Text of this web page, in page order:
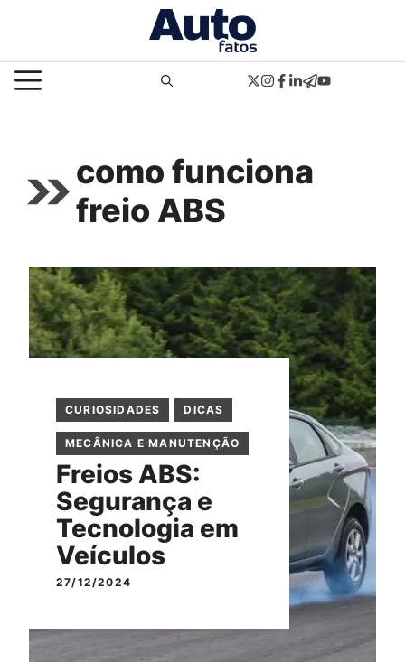
o
conteúdoMENU
como funciona
freio ABS
CURIOSIDADES DICAS
MECÂNICA E MANUTENÇÃO
Freios ABS:
Segurança e
Tecnologia em
Veículos
27/12/2024